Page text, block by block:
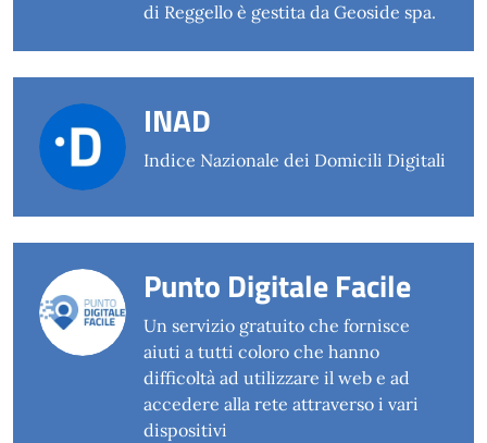
di Reggello è gestita da Geoside spa.
INAD
Indice Nazionale dei Domicili Digitali
Punto Digitale Facile
Un servizio gratuito che fornisce
aiuti a tutti coloro che hanno
difficoltà ad utilizzare il web e ad
accedere alla rete attraverso i vari
dispositivi